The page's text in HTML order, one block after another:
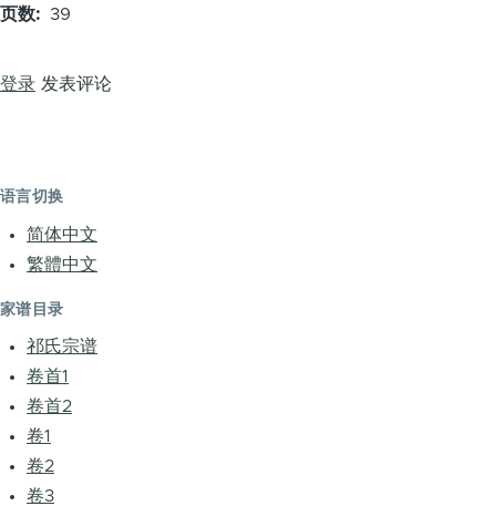
页数 39
登录 发表评论
语言切换
简体中文
繁體中文
家谱目录
祁氏宗谱
卷首1
卷首2
卷1
卷2
卷3